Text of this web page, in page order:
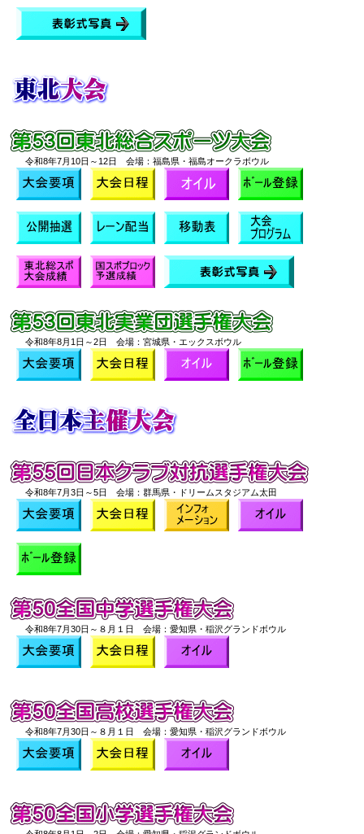
令和8年7月10日～12日 会場：福島県・福島オークラボウル
令和8年8月1日～2日 会場：宮城県・エックスボウル
令和8年7月3日～5日 会場：群馬県・ドリームスタジアム太田
令和8年7月30日～８月１日 会場：愛知県・稲沢グランドボウル
令和8年7月30日～８月１日 会場：愛知県・稲沢グランドボウル